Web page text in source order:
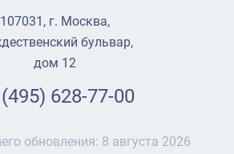
107031, г. Москва,
бульвар,
дом 12
628-77-00
обновления: 8 августа 2026